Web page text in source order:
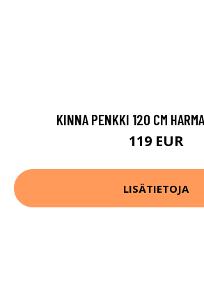
KINNA PENKKI 120 CM
119 EUR
LISÄTIETOJA